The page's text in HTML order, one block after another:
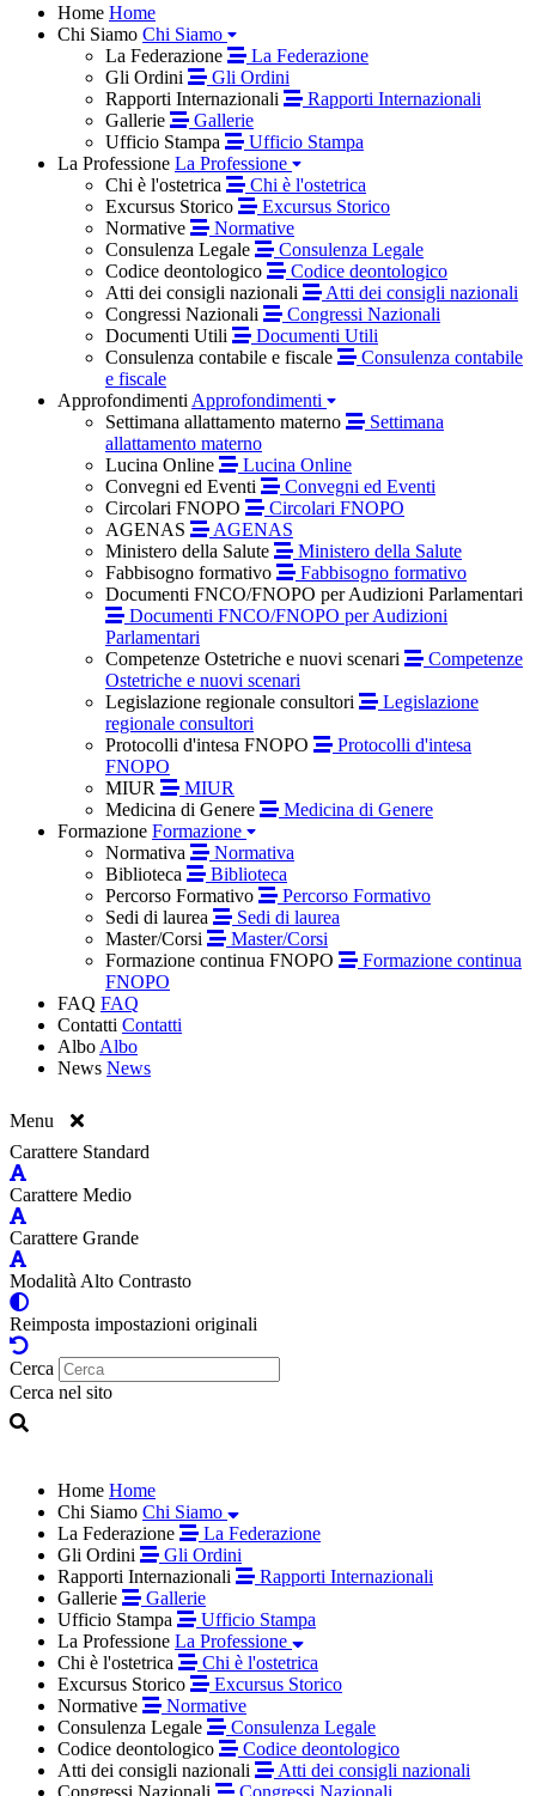
Home Home
Chi Siamo Chi Siamo
La Federazione
La Federazione
Gli Ordini
Gli Ordini
Rapporti Internazionali
Rapporti Internazionali
Gallerie
Gallerie
Ufficio Stampa
Ufficio Stampa
La Professione La Professione
Chi è l'ostetrica
Chi è l'ostetrica
Excursus Storico
Excursus Storico
Normative
Normative
Consulenza Legale
Consulenza Legale
Codice deontologico
Codice deontologico
Atti dei consigli nazionali
Atti dei consigli nazionali
Congressi Nazionali
Congressi Nazionali
Documenti Utili
Documenti Utili
Consulenza contabile e fiscale
Consulenza contabile
e fiscale
Approfondimenti Approfondimenti
Settimana allattamento materno
Settimana
allattamento materno
Lucina Online
Lucina Online
Convegni ed Eventi
Convegni ed Eventi
Circolari FNOPO
Circolari FNOPO
AGENAS
AGENAS
Ministero della Salute
Ministero della Salute
Fabbisogno formativo
Fabbisogno formativo
Documenti FNCO/FNOPO per Audizioni Parlamentari
Documenti FNCO/FNOPO per Audizioni
Parlamentari
Competenze Ostetriche e nuovi scenari
Competenze
Ostetriche e nuovi scenari
Legislazione regionale consultori
Legislazione
regionale consultori
Protocolli d'intesa FNOPO
Protocolli d'intesa
FNOPO
MIUR
MIUR
Medicina di Genere
Medicina di Genere
Formazione Formazione
Normativa
Normativa
Biblioteca
Biblioteca
Percorso Formativo
Percorso Formativo
Sedi di laurea
Sedi di laurea
Master/Corsi
Master/Corsi
Formazione continua FNOPO
Formazione continua
FNOPO
FAQ FAQ
Contatti Contatti
Albo Albo
News News
Menu
Carattere Standard
Carattere Medio
Carattere Grande
Modalità Alto Contrasto
Reimposta impostazioni originali
Cerca
Cerca nel sito
Home Home
Chi Siamo Chi Siamo
La Federazione
La Federazione
Gli Ordini
Gli Ordini
Rapporti Internazionali
Rapporti Internazionali
Gallerie
Gallerie
Ufficio Stampa
Ufficio Stampa
La Professione La Professione
Chi è l'ostetrica
Chi è l'ostetrica
Excursus Storico
Excursus Storico
Normative
Normative
Consulenza Legale
Consulenza Legale
Codice deontologico
Codice deontologico
Atti dei consigli nazionali
Atti dei consigli nazionali
Congressi Nazionali
Congressi Nazionali